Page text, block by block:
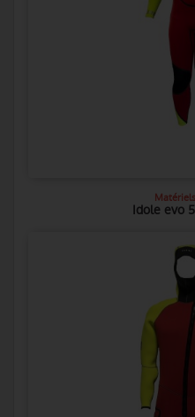
Idole evo